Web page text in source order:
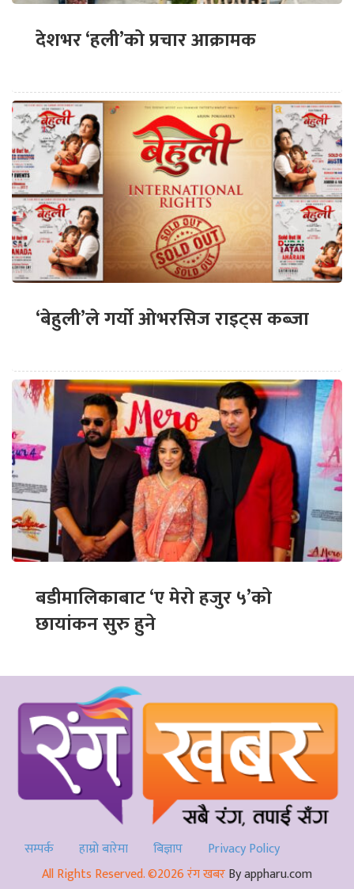
देशभर ‘हली’को प्रचार आक्रामक
‘बेहुली’ले गर्यो ओभरसिज राइट्स कब्जा
बडीमालिकाबाट ‘ए मेरो हजुर ५’को
छायांकन सुरु हुने
सम्पर्क हाम्रो बारेमा बिज्ञाप
Privacy Policy
All Rights Reserved. ©2026 रंग खबरBy appharu.com